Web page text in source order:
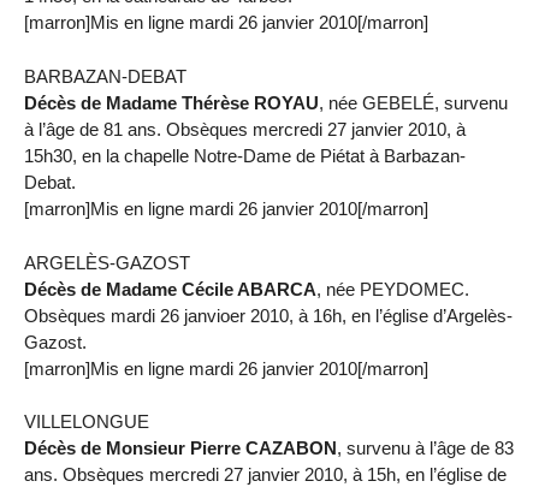
[marron]Mis en ligne mardi 26 janvier 2010[/marron]
BARBAZAN-DEBAT
Décès de Madame Thérèse ROYAU, née GEBELÉ, survenu
à l’âge de 81 ans. Obsèques mercredi 27 janvier 2010, à
15h30, en la chapelle Notre-Dame de Piétat à Barbazan-
Debat.
[marron]Mis en ligne mardi 26 janvier 2010[/marron]
ARGELÈS-GAZOST
Décès de Madame Cécile ABARCA, née PEYDOMEC.
Obsèques mardi 26 janvioer 2010, à 16h, en l’église d’Argelès-
Gazost.
[marron]Mis en ligne mardi 26 janvier 2010[/marron]
VILLELONGUE
Décès de Monsieur Pierre CAZABON, survenu à l’âge de 83
ans. Obsèques mercredi 27 janvier 2010, à 15h, en l’église de